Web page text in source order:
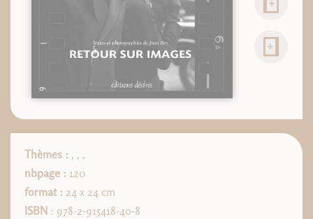
Thèmes : , , ,
nbpage : 120
format : 24 x 24 cm
ISBN : 978-2-915418-40-8